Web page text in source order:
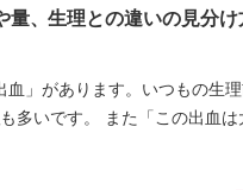
、生理との違いの見分
」があります。いつもの生
多いです。 また「この出血は